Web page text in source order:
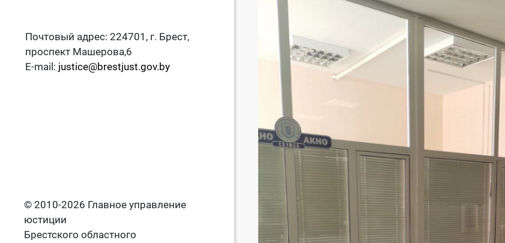
Почтовый адрес: 224701, г. Брест,
проспект Машерова,6
E-mail: justice@brestjust.gov.by
© 2010-2026 Главное управление
юстиции
Брестского областного